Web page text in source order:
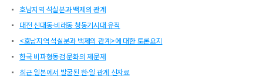
호남지역 석실분과 백제의 관계
대전 신대동·비래동 청동기시대 유적
<호남지역 석실분과 백제의 관계>에 대한 토론요지
한국 비파형동검 문화의 제문제
최근 일본에서 발굴된 한·일 관계 신자료